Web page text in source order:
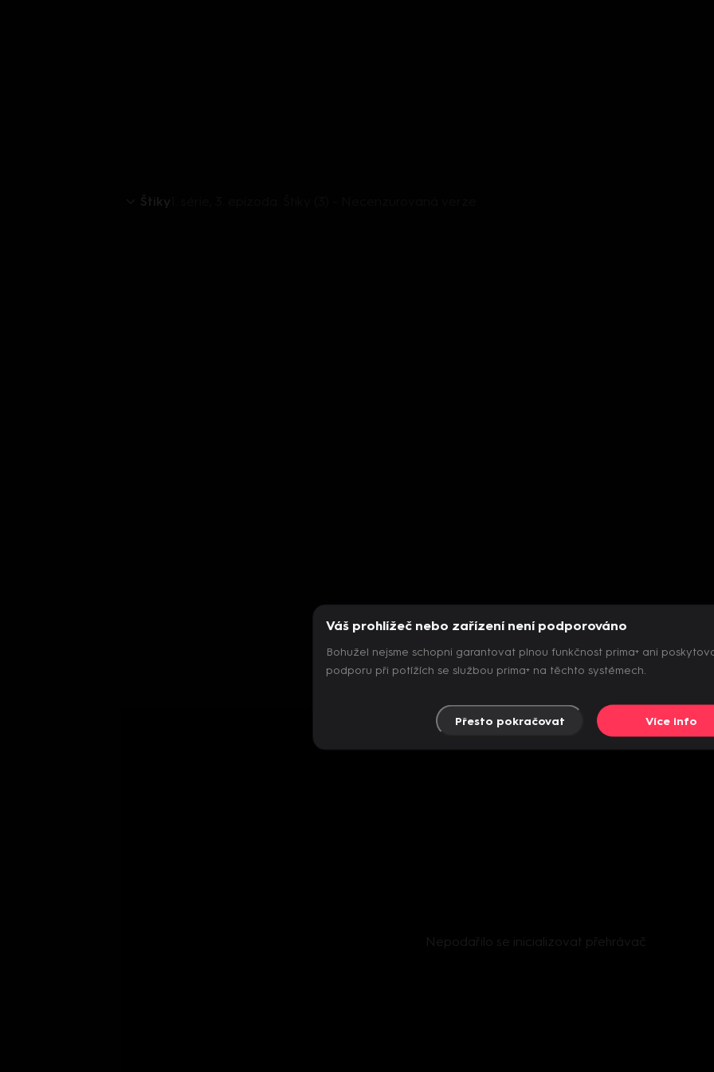
Nepodařilo se inicializovat přehrávač
Váš prohlížeč nebo zařízení není podporováno
Bohužel nejsme schopni garantovat plnou funkčnost prima+ ani
podporu při potížích se službou prima+ na těchto systémech.
Přesto pokračovat Více info